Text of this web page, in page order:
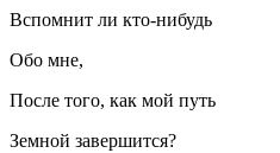
Вспомнит ли кто-нибудь
Обо мне,
После того, как мой путь
Земной завершится?